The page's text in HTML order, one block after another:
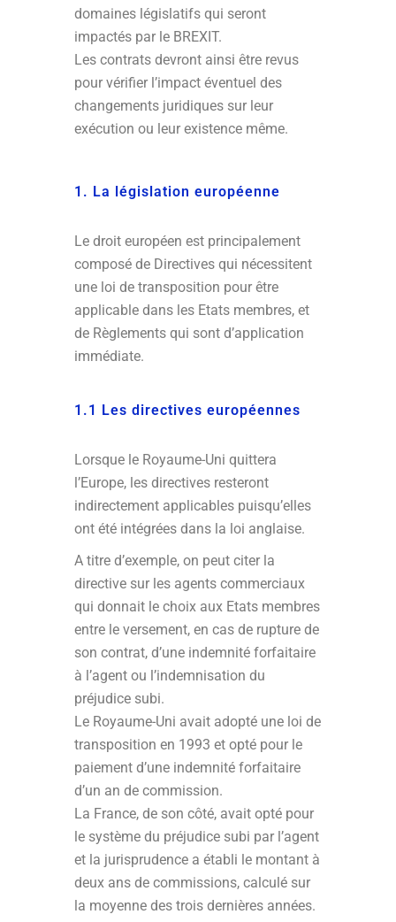
domaines législatifs qui seront
impactés par le BREXIT.
Les contrats devront ainsi être revus
pour vérifier l’impact éventuel des
changements juridiques sur leur
exécution ou leur existence même.
1. La législation européenne
Le droit européen est principalement
composé de Directives qui nécessitent
une loi de transposition pour être
applicable dans les Etats membres, et
de Règlements qui sont d’application
immédiate.
1.1 Les directives européennes
Lorsque le Royaume-Uni quittera
l’Europe, les directives resteront
indirectement applicables puisqu’elles
ont été intégrées dans la loi anglaise.
A titre d’exemple, on peut citer la
directive sur les agents commerciaux
qui donnait le choix aux Etats membres
entre le versement, en cas de rupture de
son contrat, d’une indemnité forfaitaire
à l’agent ou l’indemnisation du
préjudice subi.
Le Royaume-Uni avait adopté une loi de
transposition en 1993 et opté pour le
paiement d’une indemnité forfaitaire
d’un an de commission.
La France, de son côté, avait opté pour
le système du préjudice subi par l’agent
et la jurisprudence a établi le montant à
deux ans de commissions, calculé sur
la moyenne des trois dernières années.